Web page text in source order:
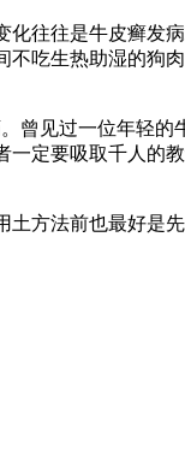
往往是牛皮癣发
吃生热助湿的狗
见过一位年轻
定要吸取千人的
方法前也最好是